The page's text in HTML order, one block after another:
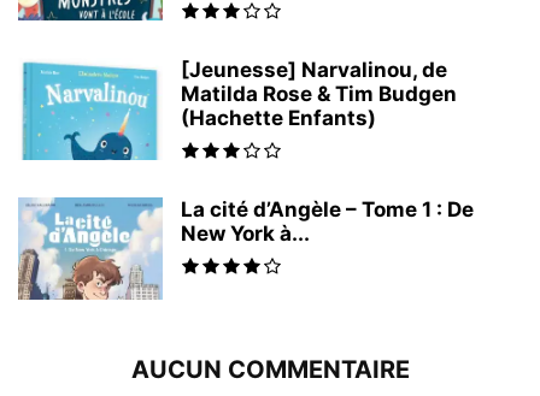
[Jeunesse] Narvalinou, de
Matilda Rose & Tim Budgen
(Hachette Enfants)
La cité d’Angèle – Tome 1 : De
New York à...
AUCUN COMMENTAIRE